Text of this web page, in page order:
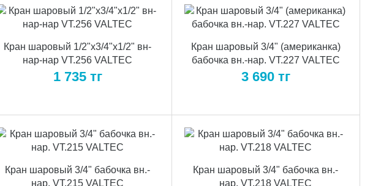
Кран шаровый 1/2"х3/4"х1/2" вн-
нар-нар VT.256 VALTEC
1 735 тг
Кран шаровый 3/4" (американка)
бабочка вн.-нар. VT.227 VALTEC
3 690 тг
Кран шаровый 3/4" бабочка вн.-
нар. VT.215 VALTEC
Кран шаровый 3/4" бабочка вн.-
нар. VT.218 VALTEC